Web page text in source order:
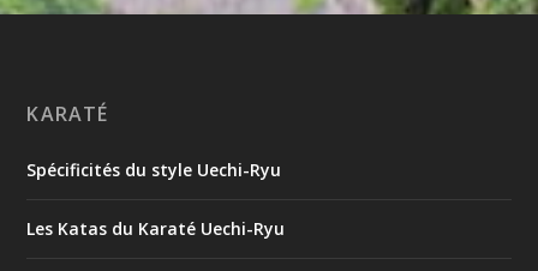
KARATÉ
Spécificités du style Uechi-Ryu
Les Katas du Karaté Uechi-Ryu